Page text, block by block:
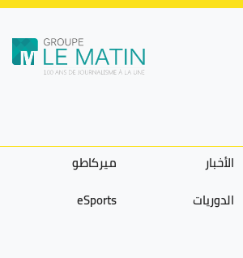
الأخبار
ميركاطو
الدوريات eSports